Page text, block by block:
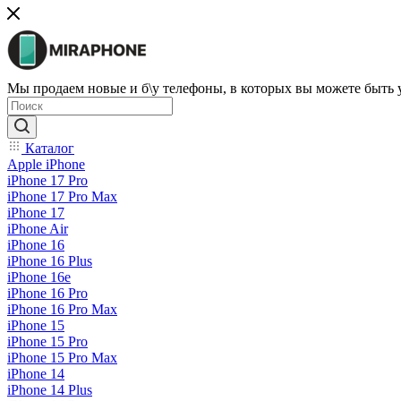
Мы продаем новые и б\у телефоны, в которых вы можете быть
Каталог
Apple iPhone
iPhone 17 Pro
iPhone 17 Pro Max
iPhone 17
iPhone Air
iPhone 16
iPhone 16 Plus
iPhone 16e
iPhone 16 Pro
iPhone 16 Pro Max
iPhone 15
iPhone 15 Pro
iPhone 15 Pro Max
iPhone 14
iPhone 14 Plus